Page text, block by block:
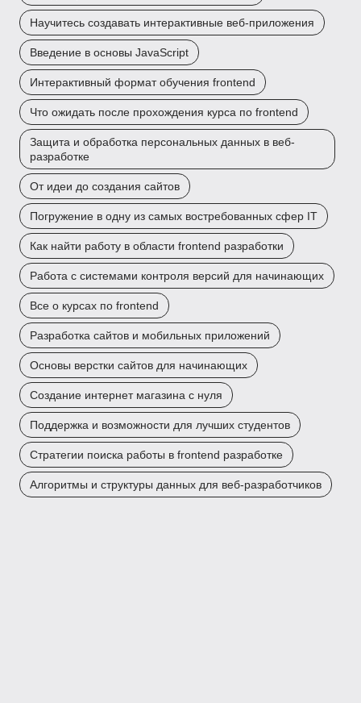
Научитесь создавать интерактивные веб-приложения
Введение в основы JavaScript
Интерактивный формат обучения frontend
Что ожидать после прохождения курса по frontend
Защита и обработка персональных данных в веб-
разработке
От идеи до создания сайтов
Погружение в одну из самых востребованных сфер IT
Как найти работу в области frontend разработки
Работа с системами контроля версий для начинающих
Все о курсах по frontend
Разработка сайтов и мобильных приложений
Основы верстки сайтов для начинающих
Создание интернет магазина с нуля
Поддержка и возможности для лучших студентов
Стратегии поиска работы в frontend разработке
Алгоритмы и структуры данных для веб-разработчиков